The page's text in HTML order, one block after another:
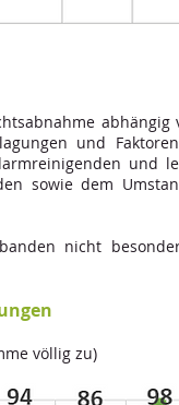
und
und
sowie dem
nicht
völlig zu)